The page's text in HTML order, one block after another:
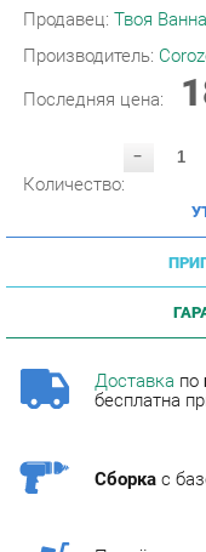
Производитель: Corozo
Последняя цена:
-
бесплатна
Подъём на